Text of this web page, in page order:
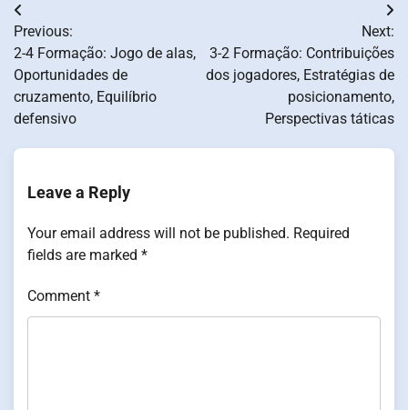
Post
navigation
Previous:
2-4 Formação: Jogo de alas,
Oportunidades de
cruzamento, Equilíbrio
defensivo
Next:
3-2 Formação: Contribuições
dos jogadores, Estratégias de
posicionamento,
Perspectivas táticas
Leave a Reply
Your email address will not be published. Required
fields are marked *
Comment *